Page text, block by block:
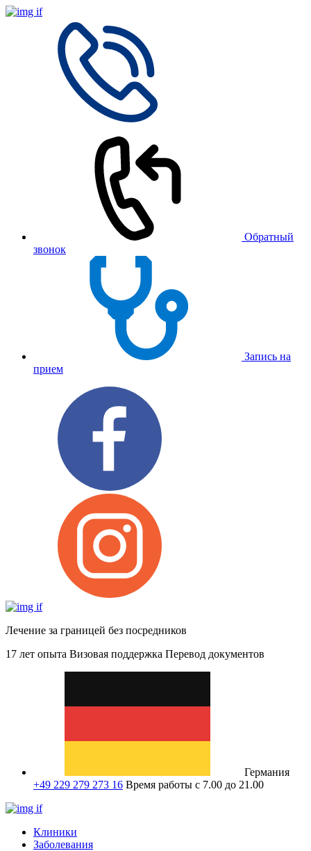
Обратный
звонок
Запись на
прием
Лечение за границей без посредников
17 лет опыта Визовая поддержка Перевод документов
Германия
+49 229 279 273 16 Время работы с 7.00 до 21.00
Клиники
Заболевания